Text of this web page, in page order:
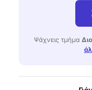
Ψάχνεις τμήμα